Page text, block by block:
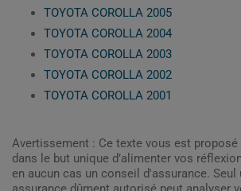
TOYOTA COROLLA 2005
TOYOTA COROLLA 2004
TOYOTA COROLLA 2003
TOYOTA COROLLA 2002
TOYOTA COROLLA 2001
Avertissement : Ce texte vous est
dans le but unique d’alimenter vos
en aucun cas un conseil d'assurance.